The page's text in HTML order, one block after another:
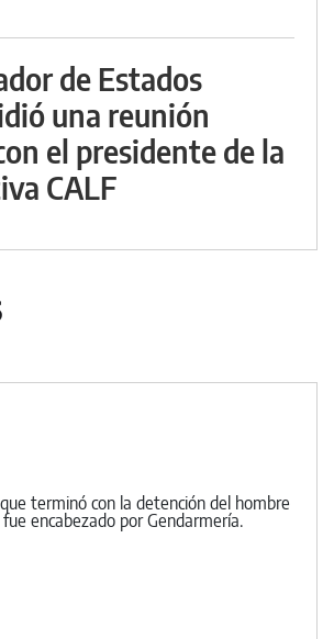
de Estados
una reunión
el presidente de la
CALF